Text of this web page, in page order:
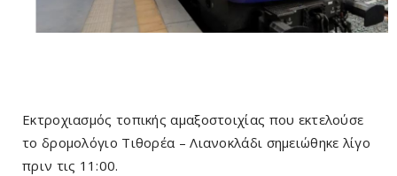
Εκτροχιασμός τοπικής αμαξοστοιχίας που εκτελούσε
το δρομολόγιο Τιθορέα – Λιανοκλάδι σημειώθηκε λίγο
πριν τις 11:00.